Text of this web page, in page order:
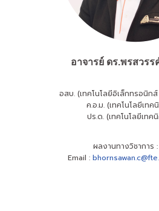
อาจารย์ ดร.พรสวร
อสบ. (เทคโนโลยีอิเล็กทรอนิก
ค.อ.ม. (เทคโนโลยีเทค
ปร.ด. (เทคโนโลยีเทค
ผลงานทางวิชาการ :
Email :